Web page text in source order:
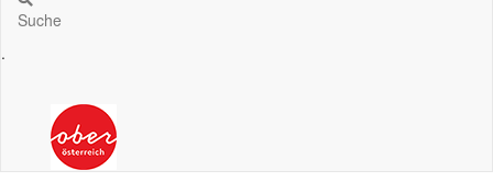
Suche
.